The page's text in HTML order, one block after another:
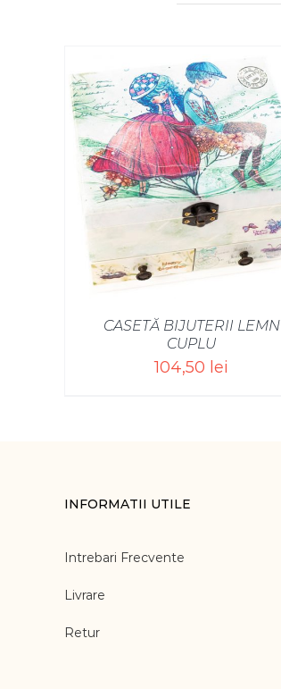
CASETĂ BIJUTERII LEMN
CUPLU
104,50 lei
INFORMATII UTILE
Intrebari Frecvente
Livrare
Retur